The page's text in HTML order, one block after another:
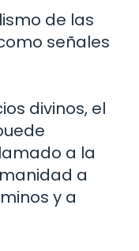
de las
señales
divinos, el
a la
a
y a